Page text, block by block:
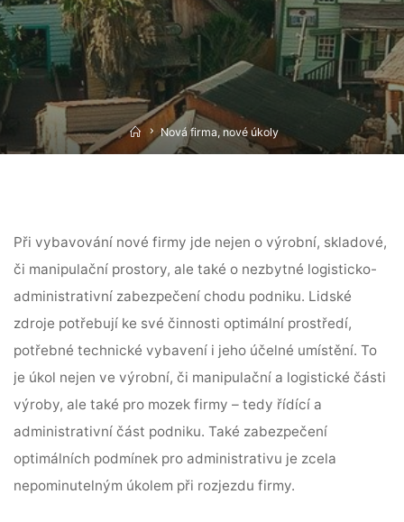
HomeNová firma, nové úkoly
Při vybavování nové firmy jde nejen o výrobní, skladové,
či manipulační prostory, ale také o nezbytné logisticko-
administrativní zabezpečení chodu podniku. Lidské
zdroje potřebují ke své činnosti optimální prostředí,
potřebné technické vybavení i jeho účelné umístění. To
je úkol nejen ve výrobní, či manipulační a logistické části
výroby, ale také pro mozek firmy – tedy řídící a
administrativní část podniku. Také zabezpečení
optimálních podmínek pro administrativu je zcela
nepominutelným úkolem při rozjezdu firmy.